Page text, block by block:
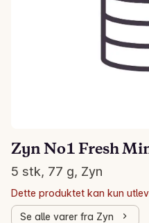
Zyn No1 Fresh
5 stk, 77 g, Zyn
Dette produktet kan kun
Se alle varer fra Zyn